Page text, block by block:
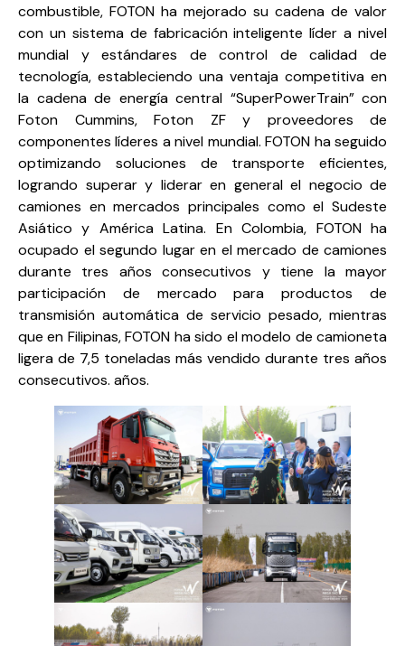
combustible, FOTON ha mejorado su cadena de valor
con un sistema de fabricación inteligente líder a nivel
mundial y estándares de control de calidad de
tecnología, estableciendo una ventaja competitiva en
la cadena de energía central “SuperPowerTrain” con
Foton Cummins, Foton ZF y proveedores de
componentes líderes a nivel mundial. FOTON ha seguido
optimizando soluciones de transporte eficientes,
logrando superar y liderar en general el negocio de
camiones en mercados principales como el Sudeste
Asiático y América Latina. En Colombia, FOTON ha
ocupado el segundo lugar en el mercado de camiones
durante tres años consecutivos y tiene la mayor
participación de mercado para productos de
transmisión automática de servicio pesado, mientras
que en Filipinas, FOTON ha sido el modelo de camioneta
ligera de 7,5 toneladas más vendido durante tres años
consecutivos. años.